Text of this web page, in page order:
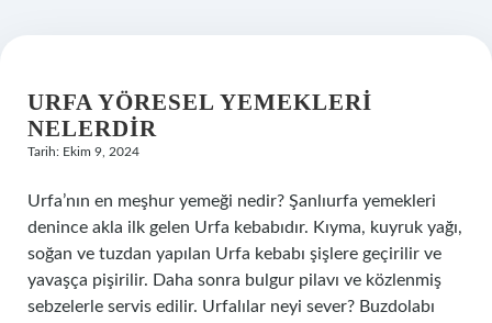
URFA YÖRESEL YEMEKLERI
NELERDIR
Tarih: Ekim 9, 2024
Urfa’nın en meşhur yemeği nedir? Şanlıurfa yemekleri
denince akla ilk gelen Urfa kebabıdır. Kıyma, kuyruk yağı,
soğan ve tuzdan yapılan Urfa kebabı şişlere geçirilir ve
yavaşça pişirilir. Daha sonra bulgur pilavı ve közlenmiş
sebzelerle servis edilir. Urfalılar neyi sever? Buzdolabı